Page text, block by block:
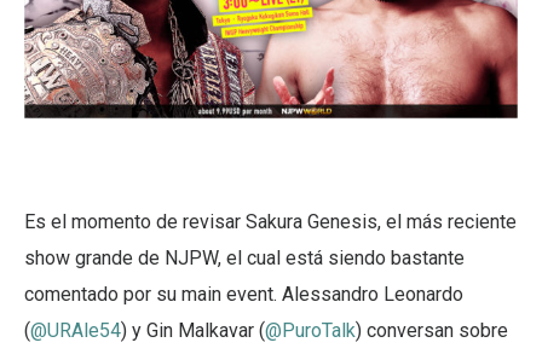
Es el momento de revisar Sakura Genesis, el más reciente
show grande de NJPW, el cual está siendo bastante
comentado por su main event. Alessandro Leonardo
(@URAle54) y Gin Malkavar (@PuroTalk) conversan sobre